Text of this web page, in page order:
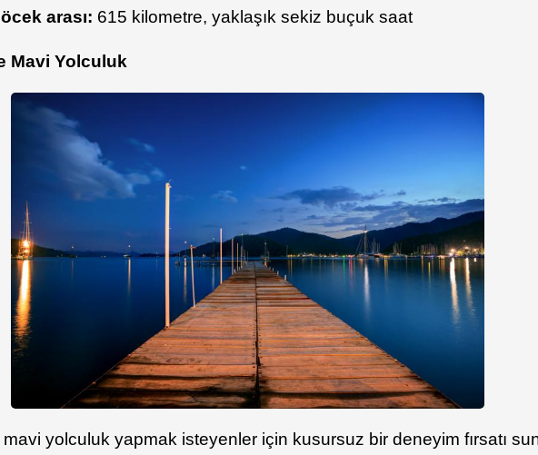
arası: 615 kilometre, yaklaşık sekiz buçuk saat
Mavi Yolculuk
yolculuk yapmak isteyenler için kusursuz bir deneyim fırsatı